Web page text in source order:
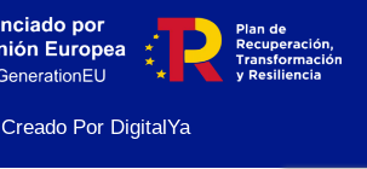
Creado Por DigitalYa